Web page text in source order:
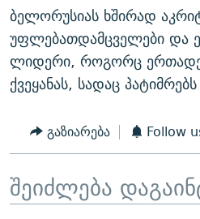
ბელორუსიას ხშირად
უფლებათდამცველები და
ლიდერი, როგორც
ქვეყანას, სადაც
გაზიარება Follow
შეიძლება